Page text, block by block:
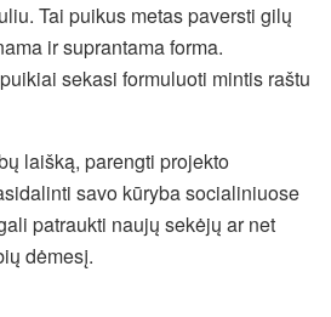
Tai puikus metas paversti gilų
ir suprantama forma.
sekasi formuluoti mintis raštu
laišką, parengti projekto
savo kūryba socialiniuose
patraukti naujų sekėjų ar net
dėmesį.